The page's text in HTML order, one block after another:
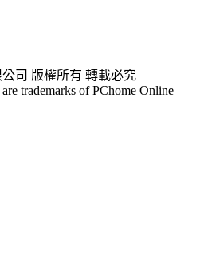
司 版權所有 轉載必究
trademarks of PChome Online